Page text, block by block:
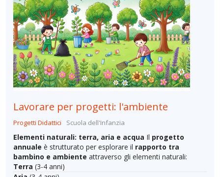
Lavorare per progetti: l'ambiente
Progetti Didattici Scuola dell'Infanzia
Elementi naturali: terra, aria e acqua Il progetto
annuale è strutturato per esplorare il rapporto tra
bambino e ambiente attraverso gli elementi naturali:
Terra (3-4 anni)